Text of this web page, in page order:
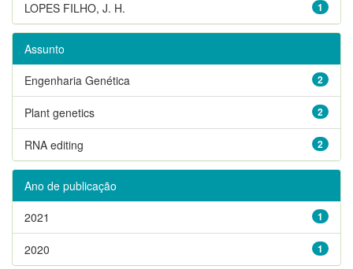
1
LOPES FILHO, J. H.
Assunto
2
Engenharia Genética
2
Plant genetics
2
RNA editing
Ano de publicação
1
2021
1
2020